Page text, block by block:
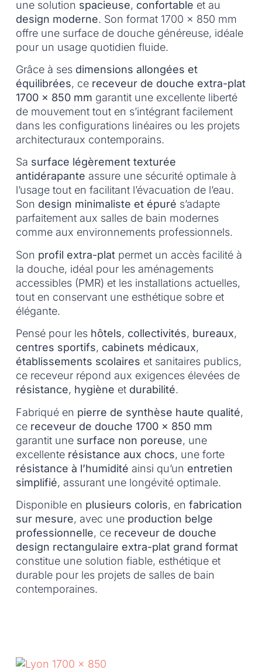
une solution spacieuse, confortable et au
design moderne. Son format 1700 x 850 mm
offre une surface de douche généreuse, idéale
pour un usage quotidien fluide.
Grâce à ses dimensions allongées et
équilibrées, ce receveur de douche extra-plat
1700 x 850 mm garantit une excellente liberté
de mouvement tout en s’intégrant facilement
dans les configurations linéaires ou les projets
architecturaux contemporains.
Sa surface légèrement texturée
antidérapante assure une sécurité optimale à
l’usage tout en facilitant l’évacuation de l’eau.
Son design minimaliste et épuré s’adapte
parfaitement aux salles de bain modernes
comme aux environnements professionnels.
Son profil extra-platpermet un accès facilité à
la douche, idéal pour les aménagements
accessibles (PMR) et les installations actuelles,
tout en conservant une esthétique sobre et
élégante.
Pensé pour les hôtels, collectivités, bureaux,
centres sportifs, cabinets médicaux,
établissements scolaires et sanitaires publics,
ce receveur répond aux exigences élevées de
résistance, hygiène et durabilité.
Fabriqué en pierre de synthèse haute qualité,
ce receveur de douche 1700 x 850 mm
garantit une surface non poreuse, une
excellente résistance aux chocs, une forte
résistance à l’humidité ainsi qu’un entretien
simplifié, assurant une longévité optimale.
Disponible en plusieurs coloris, en fabrication
sur mesure, avec une production belge
professionnelle, ce receveur de douche
design rectangulaire extra-plat grand format
constitue une solution fiable, esthétique et
durable pour les projets de salles de bain
contemporaines.